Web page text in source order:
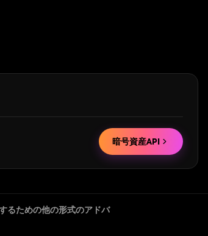
暗号資産API
るための他の形式のアドバ